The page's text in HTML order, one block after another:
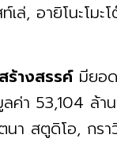
ล่, อายิโนะโมะ
ร้างสรรค์มียอด
ค่า 53,104 ล้า
า สตูดิโอ, กรา